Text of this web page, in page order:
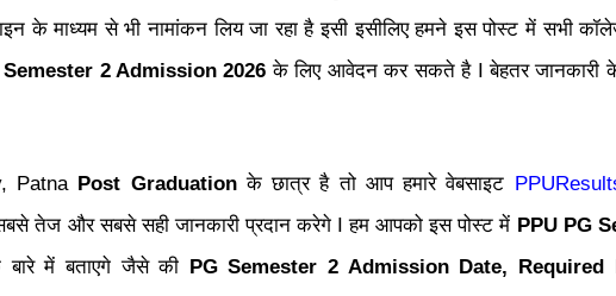
के माध्यम से भी नामांकन लिय जा रहा है इसी इसीलिए हमने इस पोस्ट में सभी
Semester 2 Admission 2026 के लिए आवेदन कर सकते है I बेहतर जानकारी
Patna Post Graduationके छात्र है तो आप हमारे वेबसाइट
सबसे तेज और सबसे सही जानकारी प्रदान करेगे Iहम आपको इस पोस्ट में PPU PG
बारे में बताएगे जैसे की PG Semester 2 Admission Date, Required